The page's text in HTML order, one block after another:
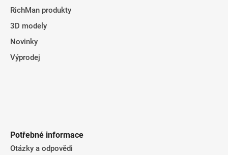
RichMan produkty
3D modely
Novinky
Výprodej
Potřebné informace
Otázky a odpovědi